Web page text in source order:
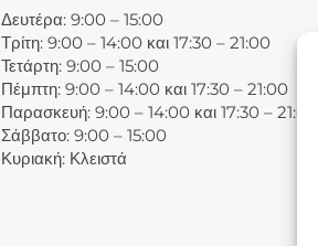
Δευτέρα: 9:00 – 15:00
Τρίτη: 9:00 – 14:00 και 17:30 – 21:00
Τετάρτη: 9:00 – 15:00
Πέμπτη: 9:00 – 14:00 και 17:30 – 21:00
Παρασκευή: 9:00 – 14:00 και 17:30 – 21:00
Σάββατο: 9:00 – 15:00
Κυριακή: Κλειστά